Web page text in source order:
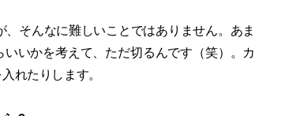
そんなに難しいことではありません。あま
いかを考えて、ただ切るんです（笑）。カ
れたりします。